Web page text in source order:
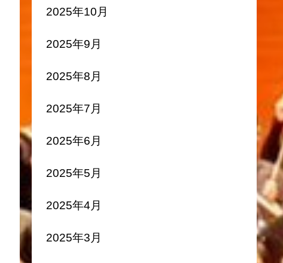
2025年10月
2025年9月
2025年8月
2025年7月
2025年6月
2025年5月
2025年4月
2025年3月